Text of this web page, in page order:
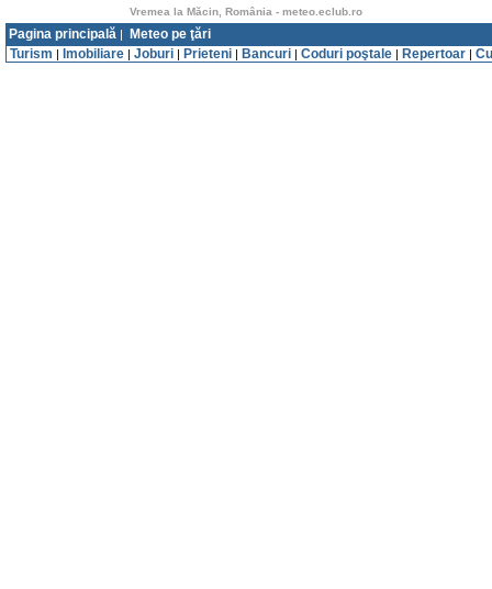
Vremea la Măcin, România - meteo.eclub.ro
Pagina principală |
Meteo pe ţări
Turism | Imobiliare | Joburi | Prieteni | Bancuri | Coduri poştale | Repertoar |